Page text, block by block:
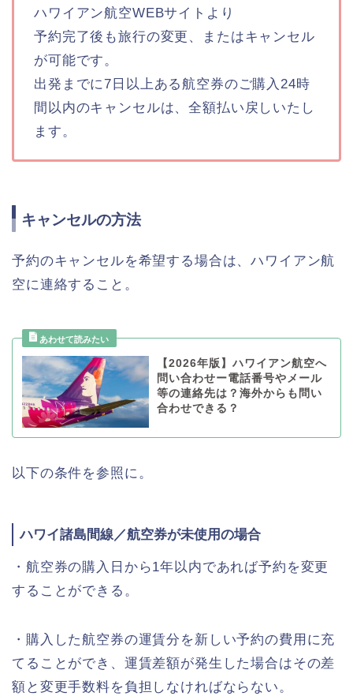
ハワイアン航空WEBサイトより
予約完了後も旅行の変更、またはキャンセル
が可能です。
出発までに7日以上ある航空券のご購入24時
間以内のキャンセルは、全額払い戻しいたし
ます。
キャンセルの方法
予約のキャンセルを希望する場合は、ハワイアン航
空に連絡すること。
【2026年版】ハワイアン航空へ
問い合わせー電話番号やメール
等の連絡先は？海外からも問い
合わせできる？
以下の条件を参照に。
ハワイ諸島間線／航空券が未使用の場合
・航空券の購入日から1年以内であれば予約を変更
することができる。
・購入した航空券の運賃分を新しい予約の費用に充
てることができ、運賃差額が発生した場合はその差
額と変更手数料を負担しなければならない。